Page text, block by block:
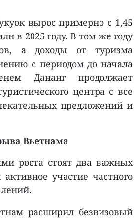
вырос примерно с 1,45
в 2025 году. В том же году
а доходы от туризма
с периодом до начала
Дананг продолжает
центра с все
предложений и
Вьетнама
роста стоят два важных
участие частного
расширил безвизовый